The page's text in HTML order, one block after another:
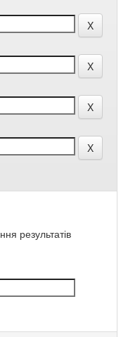
результатів